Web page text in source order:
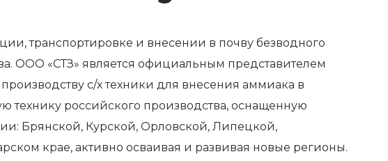
транспортировке и внесении в почву безводного
ООО «СТЗ» является официальным представителем
с/х техники для внесения аммиака в
технику российского производства, оснащенную
Брянской, Курской, Орловской, Липецкой,
крае, активно осваивая и развивая новые регионы.